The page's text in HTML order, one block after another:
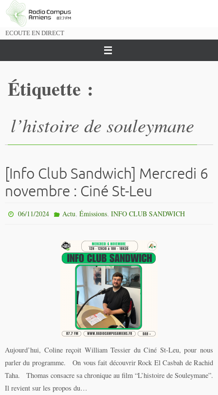
Passer
vers
ECOUTE EN DIRECT
Étiquette :
l’histoire de souleymane
[Info Club Sandwich] Mercredi 6
novembre : Ciné St-Leu
06/11/2024 Actu, Émissions, INFO CLUB SANDWICH
Aujourd’hui, Coline reçoit William Tessier du Ciné St-Leu, pour nous
parler du programme. On vous fait découvrir Rock El Casbah de Rachid
Taha. Thomas consacre sa chronique au film “L’histoire de Souleymane”.
Il revient sur les propos du…